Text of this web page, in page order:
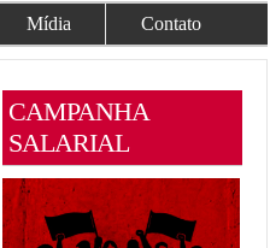
Mídia Contato
CAMPANHA
SALARIAL